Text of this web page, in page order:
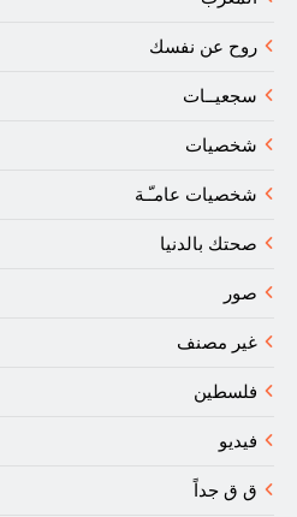
روح عن نفسك
سجعيــات
شخصيات
شخصيات عامـّـة
صحتك بالدنيا
صور
غير مصنف
فلسطين
فيديو
ق ق جداً